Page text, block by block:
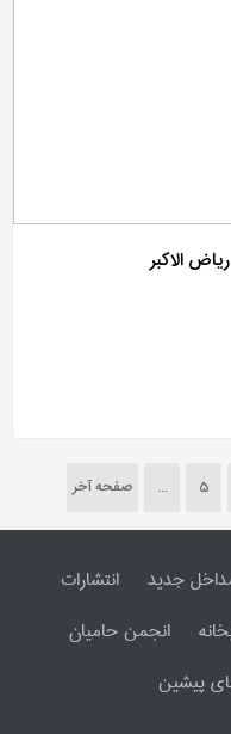
ریاض الاکبر
5
... صفحه آخر
جدید
انتشارات
انجمن حامیان
پیشین